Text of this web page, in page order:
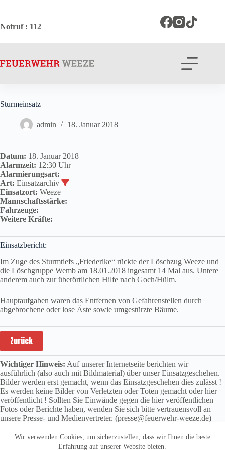
springen
Wir verwenden Cookies, um sicherzustellen, dass wir Ihnen die beste
Erfahrung auf unserer Website bieten.
Notruf: 112
Sturmeinsatz
admin 18. Januar 2018
Datum: 18. Januar 2018
Alarmzeit: 12:30 Uhr
Alarmierungsart:
Art: Einsatzarchiv
Einsatzort: Weeze
Mannschaftsstärke:
Fahrzeuge:
Weitere Kräfte:
Einsatzbericht:
Im Zuge des Sturmtiefs „Friederike“ rückte der Löschzug Weeze und
die Löschgruppe Wemb am 18.01.2018 ingesamt 14 Mal aus. Untere
anderem auch zur überörtlichen Hilfe nach Goch/Hülm.
Hauptaufgaben waren das Entfernen von Gefahrenstellen durch
abgebrochene oder lose Äste sowie umgestürzte Bäume.
Zurück
Wichtiger Hinweis: Auf unserer Internetseite berichten wir
ausführlich (also auch mit Bildmaterial) über unser Einsatzgeschehen.
Bilder werden erst gemacht, wenn das Einsatzgeschehen dies zulässt !
Es werden keine Bilder von Verletzten oder Toten gemacht oder hier
veröffentlicht ! Sollten Sie Einwände gegen die hier veröffentlichen
Fotos oder Berichte haben, wenden Sie sich bitte vertrauensvoll an
unsere Presse- und Medienvertreter. (presse@feuerwehr-weeze.de)